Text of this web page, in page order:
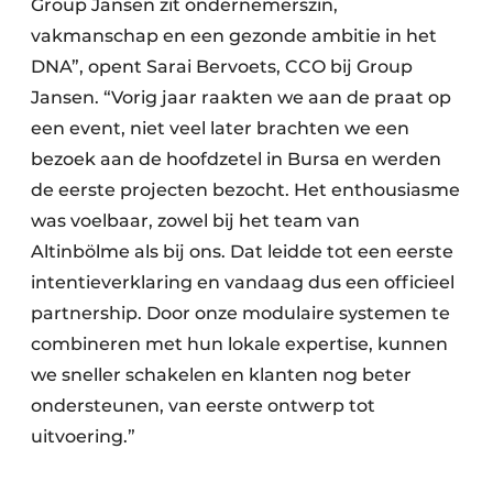
Group Jansen zit ondernemerszin,
vakmanschap en een gezonde ambitie in het
DNA”, opent Sarai Bervoets, CCO bij Group
Jansen. “Vorig jaar raakten we aan de praat op
een event, niet veel later brachten we een
bezoek aan de hoofdzetel in Bursa en werden
de eerste projecten bezocht. Het enthousiasme
was voelbaar, zowel bij het team van
Altinbölme als bij ons. Dat leidde tot een eerste
intentieverklaring en vandaag dus een officieel
partnership. Door onze modulaire systemen te
combineren met hun lokale expertise, kunnen
we sneller schakelen en klanten nog beter
ondersteunen, van eerste ontwerp tot
uitvoering.”